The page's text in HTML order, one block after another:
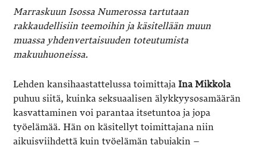
Marraskuun Isossa Numerossa tartutaan
rakkaudellisiin teemoihin ja käsitellään muun
muassa yhdenvertaisuuden toteutumista
makuuhuoneissa.
Lehden kansihaastattelussa toimittajaIna Mikkola
puhuu siitä, kuinka seksuaalisen älykkyysosamäärän
kasvattaminen voi parantaa itsetuntoa ja jopa
työelämää. Hän on käsitellyt toimittajana niin
aikuisviihdettä kuin työelämän tabujakin –